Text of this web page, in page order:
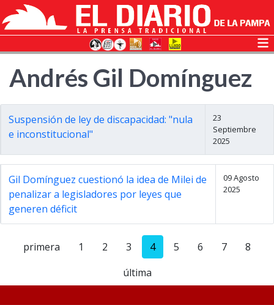
Andrés Gil Domínguez
Suspensión de ley de discapacidad: "nula
e inconstitucional"
23
Septiembre
2025
Gil Domínguez cuestionó la idea de Milei de
penalizar a legisladores por leyes que
generen déficit
09 Agosto
2025
primera 1 2 3 4 5 6 7
8
última